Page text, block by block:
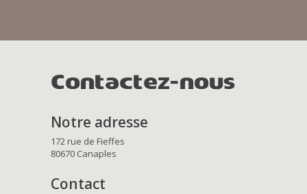
Contactez-nous
Notre adresse
172 rue de Fieffes
80670 Canaples
Contact